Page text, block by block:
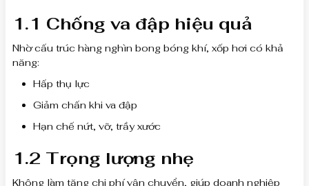
1.1 Chống va đập hiệu quả
Nhờ cấu trúc hàng nghìn bong bóng khí, xốp hơi có khả
năng:
Hấp thụ lực
Giảm chấn khi va đập
Hạn chế nứt, vỡ, trầy xước
1.2 Trọng lượng nhẹ
Không làm tăng chi phí vận chuyển, giúp doanh nghiệp